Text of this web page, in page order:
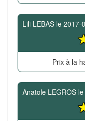
Lili LEBAS le 2017-
Prix à la
Anatole LEGROS le